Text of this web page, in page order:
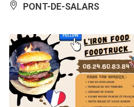
PONT-DE-SALARS